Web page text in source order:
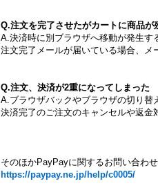
Q.注文を完了させたがカートに商品が
A.決済時に別ブラウザへ移動が発生
注文完了メールが届いている場合、
Q.注文、決済が2重になってしまった
A.ブラウザバックやブラウザの切り
決済完了のご注文のキャンセルや返
そのほかPayPayに関するお問い合わ
https://paypay.ne.jp/help/c0005/